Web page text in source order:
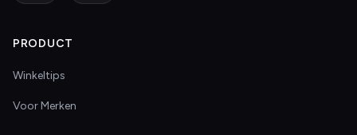
PRODUCT
Winkeltips
Voor Merken